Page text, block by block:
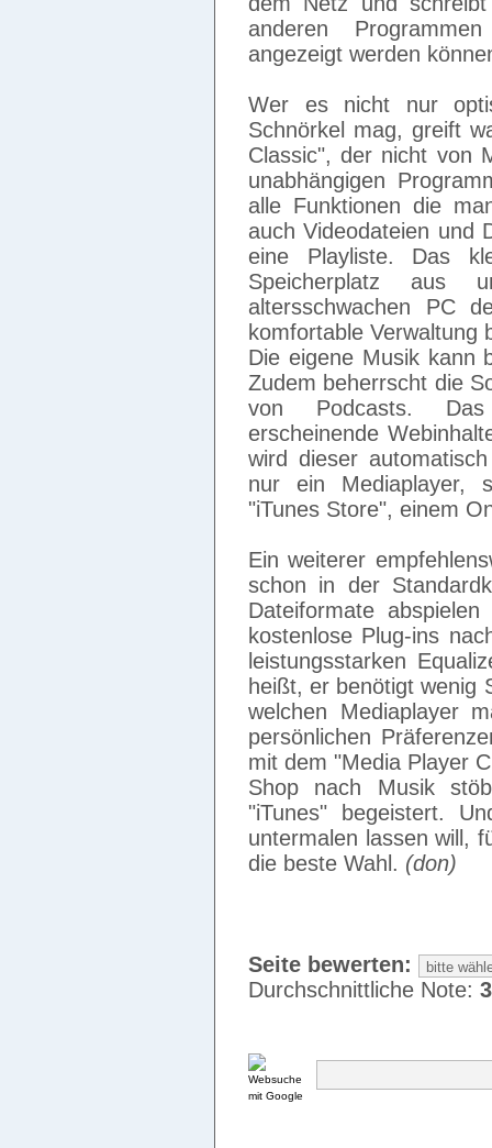
anderen
angezeigt werden
Wer es nicht nur
Schnörkel mag, greift
Classic", der nicht von
unabhängigen
alle Funktionen die
auch Videodateien und
eine Playliste. Das
Speicherplatz aus
altersschwachen PC
komfortable Verwaltung
Die eigene Musik kann
Zudem beherrscht die
von Podcasts. Das
erscheinende
wird dieser
nur ein Mediaplayer,
"iTunes Store", einem
Ein weiterer
schon in der
Dateiformate
kostenlose Plug-ins
leistungsstarken
heißt, er benötigt wenig
welchen Mediaplayer
persönlichen
mit dem "Media Player
Shop nach Musik
"iTunes" begeistert.
untermalen lassen will,
die beste Wahl. (don)
Seite bewerten:
Durchschnittliche Note: